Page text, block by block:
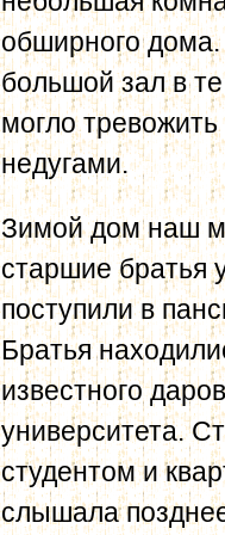
обширного дома.
большой зал в
могло
недугами.
Зимой дом наш
старшие братья
поступили в
Братья
известного
университета.
студентом и
слышала